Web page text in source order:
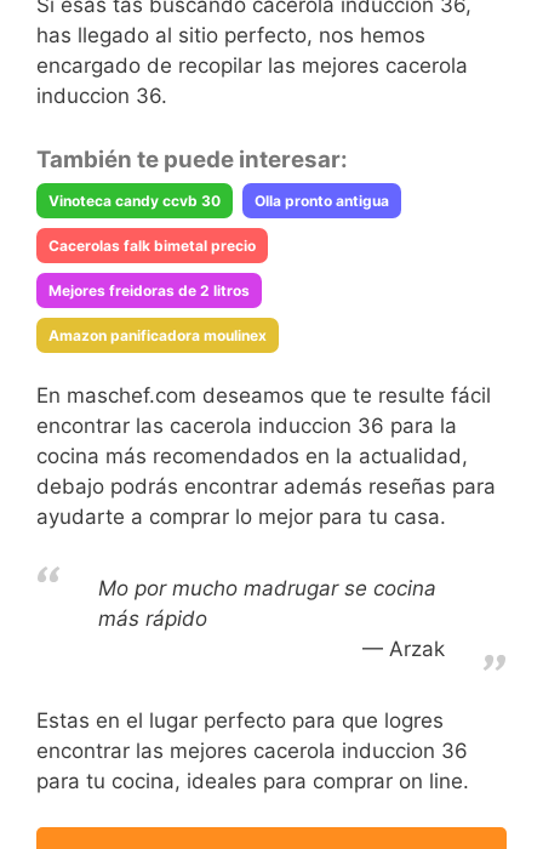
Si esas tas buscando cacerola induccion 36,
has llegado al sitio perfecto, nos hemos
encargado de recopilar las mejores cacerola
induccion 36.
También te puede interesar:
Vinoteca candy ccvb 30 Olla pronto antigua
Cacerolas falk bimetal precio
Mejores freidoras de 2 litros
Amazon panificadora moulinex
En maschef.com deseamos que te resulte fácil
encontrar las cacerola induccion 36 para la
cocina más recomendados en la actualidad,
debajo podrás encontrar además reseñas para
ayudarte a comprar lo mejor para tu casa.
Mo por mucho madrugar se cocina
más rápido
Arzak
Estas en el lugar perfecto para que logres
encontrar las mejores cacerola induccion 36
para tu cocina, ideales para comprar on line.